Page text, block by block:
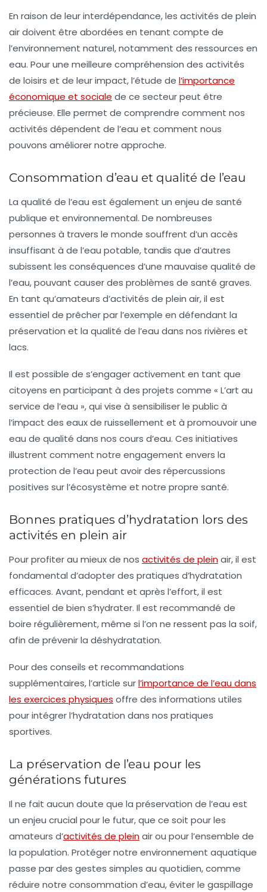
En raison de leur interdépendance, les activités de plein
air doivent être abordées en tenant compte de
l’environnement naturel, notamment des ressources en
eau. Pour une meilleure compréhension des activités
de loisirs et de leur impact, l’étude de l’importance
économique et sociale de ce secteur peut être
précieuse. Elle permet de comprendre comment nos
activités dépendent de l’eau et comment nous
pouvons améliorer notre approche.
Consommation d’eau et qualité de l’eau
La qualité de l’eau est également un enjeu de santé
publique et environnemental. De nombreuses
personnes à travers le monde souffrent d’un accès
insuffisant à de l’eau potable, tandis que d’autres
subissent les conséquences d’une mauvaise qualité de
l’eau, pouvant causer des problèmes de santé graves.
En tant qu’amateurs d’activités de plein air, il est
essentiel de prêcher par l’exemple en défendant la
préservation et la qualité de l’eau dans nos rivières et
lacs.
Il est possible de s’engager activement en tant que
citoyens en participant à des projets comme « L’art au
service de l’eau », qui vise à sensibiliser le public à
l’impact des eaux de ruissellement et à promouvoir une
eau de qualité dans nos cours d’eau. Ces initiatives
illustrent comment notre engagement envers la
protection de l’eau peut avoir des répercussions
positives sur l’écosystème et notre propre santé.
Bonnes pratiques d’hydratation lors des
activités en plein air
Pour profiter au mieux de nos activités de pleinair, il est
fondamental d’adopter des pratiques d’hydratation
efficaces. Avant, pendant et après l’effort, il est
essentiel de bien s’hydrater. Il est recommandé de
boire régulièrement, même si l’on ne ressent pas la soif,
afin de prévenir la déshydratation.
Pour des conseils et recommandations
supplémentaires, l’article surl’importance de l’eau dans
les exercices physiques offre des informations utiles
pour intégrer l’hydratation dans nos pratiques
sportives.
La préservation de l’eau pour les
générations futures
Il ne fait aucun doute que la préservation de l’eau est
un enjeu crucial pour le futur, que ce soit pour les
amateurs d’activités de pleinair ou pour l’ensemble de
la population. Protéger notre environnement aquatique
passe par des gestes simples au quotidien, comme
réduire notre consommation d’eau, éviter le gaspillage